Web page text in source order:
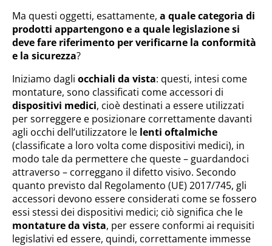
Ma questi oggetti, esattamente, a quale categoria di
prodotti appartengono e a quale legislazione si
deve fare riferimento per verificarne la conformità
e la sicurezza?
Iniziamo dagli occhiali da vista: questi, intesi come
montature, sono classificati come accessori di
dispositivi medici, cioè destinati a essere utilizzati
per sorreggere e posizionare correttamente davanti
agli occhi dell’utilizzatore le lenti oftalmiche
(classificate a loro volta come dispositivi medici), in
modo tale da permettere che queste – guardandoci
attraverso – correggano il difetto visivo. Secondo
quanto previsto dal Regolamento (UE) 2017/745, gli
accessori devono essere considerati come se fossero
essi stessi dei dispositivi medici; ciò significa che le
montature da vista, per essere conformi ai requisiti
legislativi ed essere, quindi, correttamente immesse